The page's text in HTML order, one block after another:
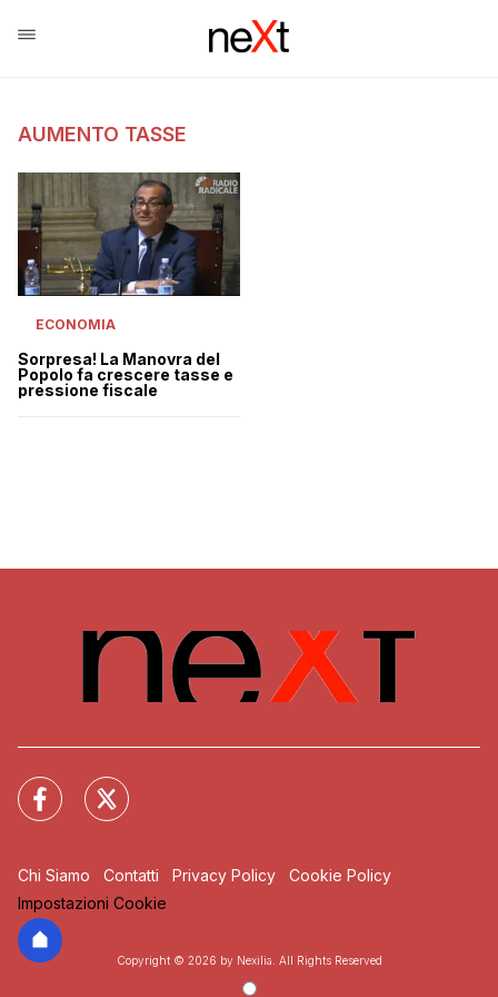
AUMENTO TASSE
ECONOMIA
Sorpresa! La Manovra del
Popolo fa crescere tasse e
pressione fiscale
Chi Siamo Contatti Privacy Policy
Cookie Policy
Impostazioni Cookie
Copyright © 2026 by Nexilia. All Rights Reserved